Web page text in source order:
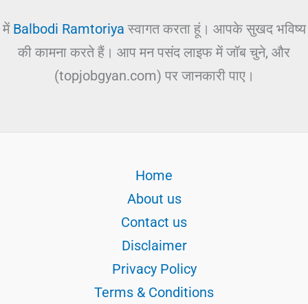
में Balbodi Ramtoriya स्वागत करता हूं। आपके सुखद भविष्य
की कामना करते हैं। आप मन पसंद लाइफ में जॉब चुने, और
(topjobgyan.com) पर जानकारी पाए।
Home
About us
Contact us
Disclaimer
Privacy Policy
Terms & Conditions